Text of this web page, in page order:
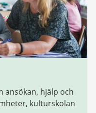
hjälp och
kulturskolan